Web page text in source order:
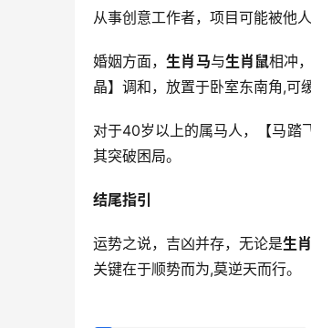
从事创意工作者，项目可能被他
婚姻方面，生肖马与生肖鼠相冲
晶】调和，放置于卧室东南角,可
对于40岁以上的属马人，【马踏
其突破困局。
结尾指引
运势之说，吉凶并存，无论是生
关键在于顺势而为,莫逆天而行。